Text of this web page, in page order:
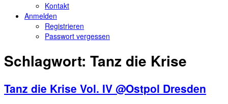
Kontakt
Anmelden
Registrieren
Passwort vergessen
Schlagwort: Tanz die Krise
Tanz die Krise Vol. IV @Ostpol Dresden